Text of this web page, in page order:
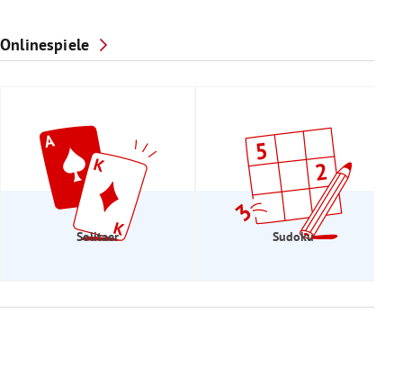
Onlinespiele
Solitaer Sudoku